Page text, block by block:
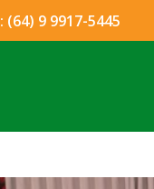
(64) 9 9917-5445